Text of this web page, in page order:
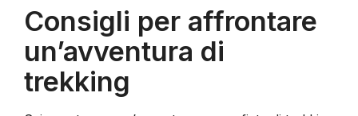
Consigli per affrontare
un’avventura di
trekking